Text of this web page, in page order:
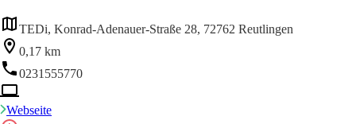
TEDi, Konrad-Adenauer-Straße 28, 72762 Reutlingen
0,17 km
0231555770
Webseite